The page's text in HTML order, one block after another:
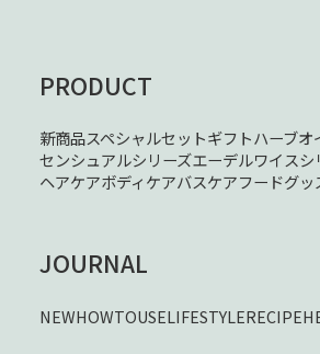
PRODUCT
新商品スペシャルセットギフトハーブオ
センシュアルシリーズエーデルワイスシ
ヘアケアボディケアバスケアフードグッ
JOURNAL
NEWHOWTOUSELIFESTYLERECIPE